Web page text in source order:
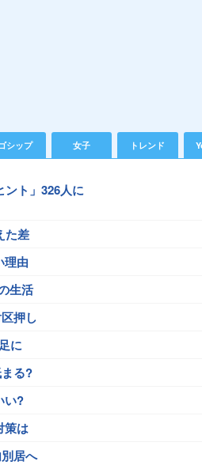
シップ 女子 トレンド
ント」326人に
た差
理由
生活
押し
に
る?
い?
策は
居へ